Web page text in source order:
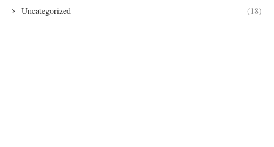
Uncategorized (18)